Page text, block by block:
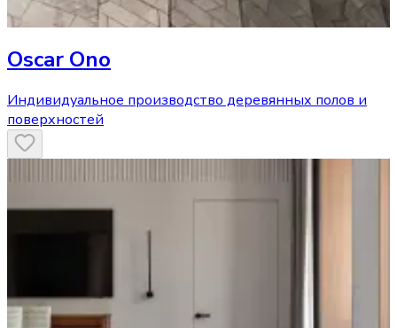
Oscar Ono
Индивидуальное производство деревянных полов и
поверхностей